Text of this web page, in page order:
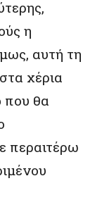
η
αυτή τη
χέρια
θα
περαιτέρω